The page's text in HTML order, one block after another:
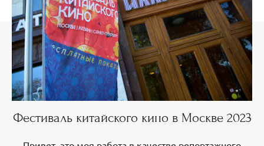
Фестиваль китайского кино в Москве 2023